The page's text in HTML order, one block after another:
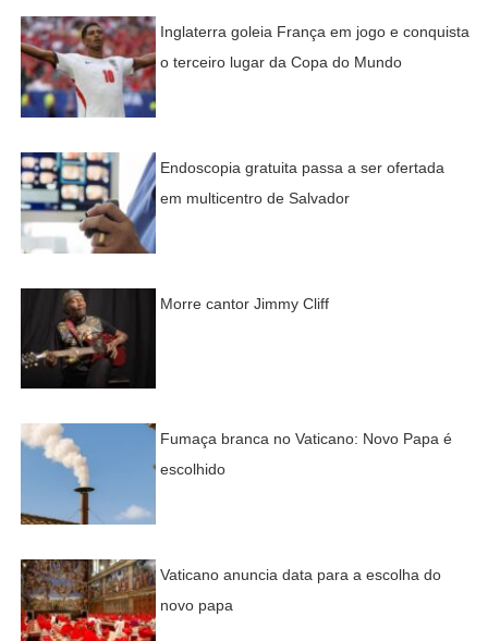
Inglaterra goleia França em jogo e conquista
o terceiro lugar da Copa do Mundo
Endoscopia gratuita passa a ser ofertada
em multicentro de Salvador
Morre cantor Jimmy Cliff
Fumaça branca no Vaticano: Novo Papa é
escolhido
Vaticano anuncia data para a escolha do
novo papa